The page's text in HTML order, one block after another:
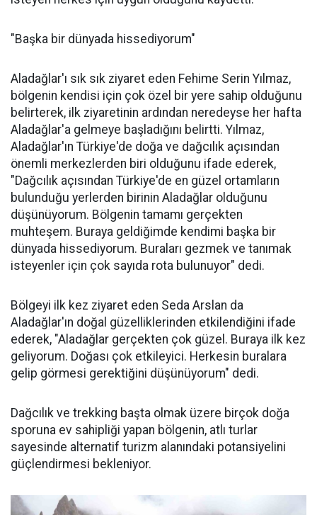
"Başka bir dünyada hissediyorum"
Aladağlar'ı sık sık ziyaret eden Fehime Serin Yılmaz,
bölgenin kendisi için çok özel bir yere sahip olduğunu
belirterek, ilk ziyaretinin ardından neredeyse her hafta
Aladağlar'a gelmeye başladığını belirtti. Yılmaz,
Aladağlar'ın Türkiye'de doğa ve dağcılık açısından
önemli merkezlerden biri olduğunu ifade ederek,
"Dağcılık açısından Türkiye'de en güzel ortamların
bulunduğu yerlerden birinin Aladağlar olduğunu
düşünüyorum. Bölgenin tamamı gerçekten
muhteşem. Buraya geldiğimde kendimi başka bir
dünyada hissediyorum. Buraları gezmek ve tanımak
isteyenler için çok sayıda rota bulunuyor" dedi.
Bölgeyi ilk kez ziyaret eden Seda Arslan da
Aladağlar'ın doğal güzelliklerinden etkilendiğini ifade
ederek, "Aladağlar gerçekten çok güzel. Buraya ilk kez
geliyorum. Doğası çok etkileyici. Herkesin buralara
gelip görmesi gerektiğini düşünüyorum" dedi.
Dağcılık ve trekking başta olmak üzere birçok doğa
sporuna ev sahipliği yapan bölgenin, atlı turlar
sayesinde alternatif turizm alanındaki potansiyelini
güçlendirmesi bekleniyor.